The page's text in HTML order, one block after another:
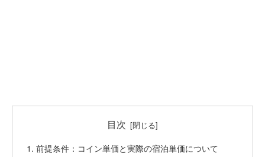
目次
前提条件：コイン単価と実際の宿泊単価について